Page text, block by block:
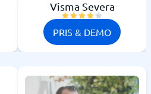
Visma Severa
PRIS & DEMO